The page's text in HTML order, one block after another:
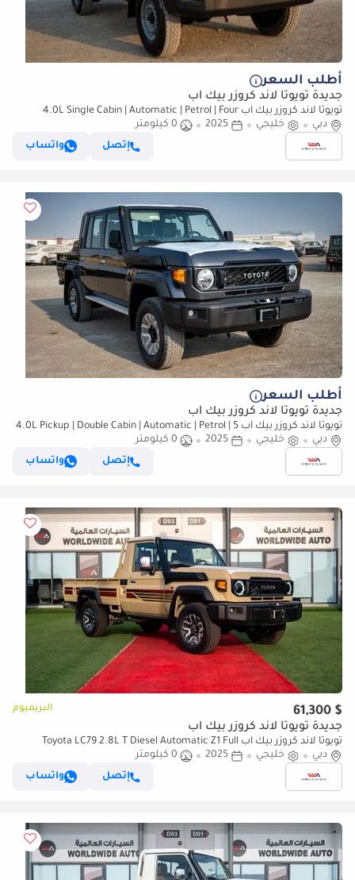
أطلب السعر
جديدة تويوتا لاند كروزر بيك آب
تويوتا لاند كروزر بيك آب 4.0L Single Cabin | Automatic | Petrol | Four
Wheel Drive | 2 Doors | V6
دبي خليجي 2025
0 كيلومتر
إتصل
واتساب
أطلب السعر
جديدة تويوتا لاند كروزر بيك آب
تويوتا لاند كروزر بيك آب 4.0L Pickup | Double Cabin | Automatic | Petrol | 5
Seater | 4 Door |
دبي خليجي 2025
0 كيلومتر
إتصل
واتساب
$ 61,300 البريميوم
جديدة تويوتا لاند كروزر بيك آب
تويوتا لاند كروزر بيك آب Toyota LC79 2.8L T Diesel Automatic Z1 Full
Option 2025 (للتصدير فقط)
دبي خليجي 2025
0 كيلومتر
إتصل
واتساب